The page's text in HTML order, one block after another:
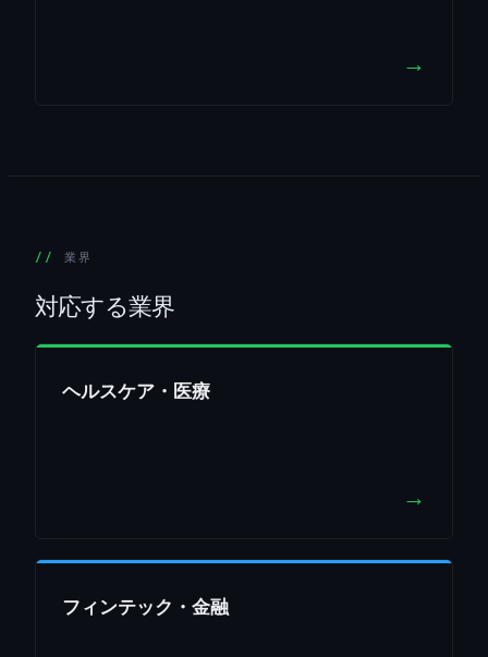
→
業界
対応する業界
ヘルスケア・医療
→
フィンテック・金融